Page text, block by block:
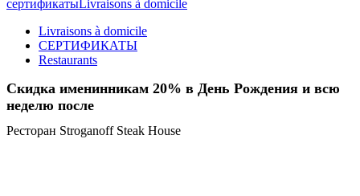
сертификатыLivraisons à domicile
Livraisons à domicile
СЕРТИФИКАТЫ
Restaurants
Скидка именинникам 20% в День Рождения и всю
неделю после
Ресторан Stroganoff Steak House